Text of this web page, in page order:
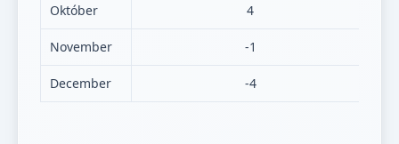
Október 4
November -1
December -4